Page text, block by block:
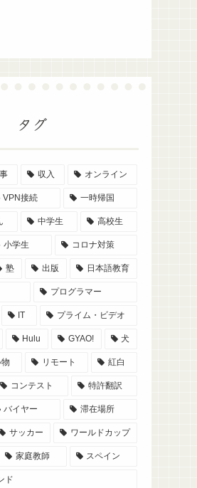
タグ
収入 オンライン
VPN接続 一時帰国
中学生 高校生
小学生 コロナ対策
塾 出版 日本語教育
プログラマー
IT プライム・ビデオ
Hulu GYAO! 犬
リモート 紅白
コンテスト 特許翻訳
バイヤー 滞在場所
サッカー ワールドカップ
家庭教師 スペイン
ド